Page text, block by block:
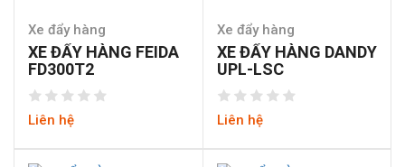
Xe đẩy hàng
XE ĐẨY HÀNG FEIDA
FD300T2
Liên hệ
Xe đẩy hàng
XE ĐẨY HÀNG DANDY
UPL-LSC
Liên hệ